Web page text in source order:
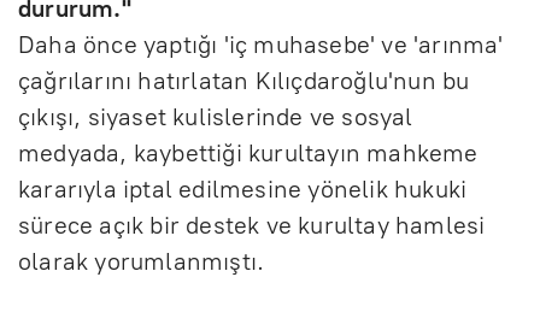
dururum."
Daha önce yaptığı 'iç muhasebe' ve 'arınma'
çağrılarını hatırlatan Kılıçdaroğlu'nun bu
çıkışı, siyaset kulislerinde ve sosyal
medyada, kaybettiği kurultayın mahkeme
kararıyla iptal edilmesine yönelik hukuki
sürece açık bir destek ve kurultay hamlesi
olarak yorumlanmıştı.